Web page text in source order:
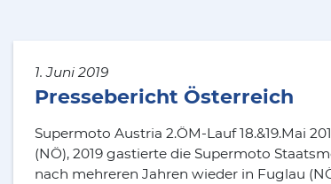
1. Juni 2019
Pressebericht Österreich
Supermoto Austria 2.ÖM-Lauf 18.&19.Mai
(NÖ), 2019 gastierte die Supermoto
nach mehreren Jahren wieder in Fuglau